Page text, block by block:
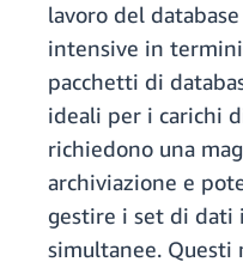
lavoro del
intensive in
pacchetti di
ideali per i carichi
richiedono una
archiviazione e
gestire i set di dati
simultanee. Questi